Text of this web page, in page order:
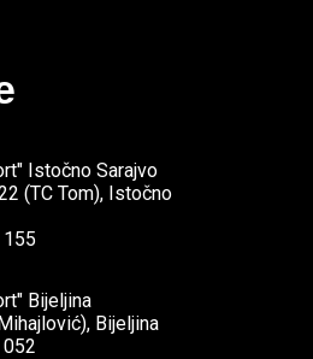
Istočno Sarajvo
(TC Tom), Istočno
Bijeljina
Bijeljina